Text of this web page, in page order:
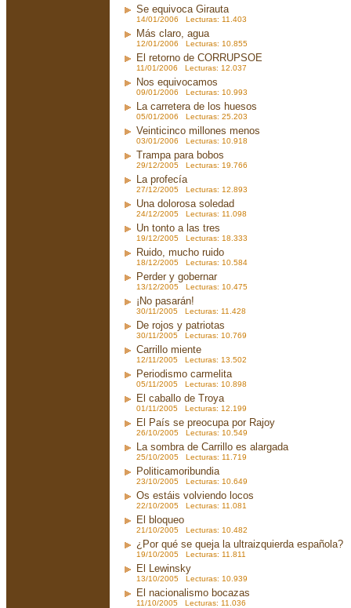
Se equivoca Girauta
14/01/2006 Lecturas: 11.403
Más claro, agua
12/01/2006 Lecturas: 10.855
El retorno de CORRUPSOE
11/01/2006 Lecturas: 12.037
Nos equivocamos
09/01/2006 Lecturas: 10.993
La carretera de los huesos
05/01/2006 Lecturas: 25.203
Veinticinco millones menos
03/01/2006 Lecturas: 10.918
Trampa para bobos
29/12/2005 Lecturas: 19.766
La profecía
27/12/2005 Lecturas: 12.893
Una dolorosa soledad
24/12/2005 Lecturas: 11.098
Un tonto a las tres
19/12/2005 Lecturas: 18.333
Ruido, mucho ruido
18/12/2005 Lecturas: 10.584
Perder y gobernar
13/12/2005 Lecturas: 10.475
¡No pasarán!
30/11/2005 Lecturas: 11.428
De rojos y patriotas
30/11/2005 Lecturas: 10.769
Carrillo miente
12/11/2005 Lecturas: 13.502
Periodismo carmelita
05/11/2005 Lecturas: 10.898
El caballo de Troya
01/11/2005 Lecturas: 12.199
El País se preocupa por Rajoy
26/10/2005 Lecturas: 10.549
La sombra de Carrillo es alargada
25/10/2005 Lecturas: 11.719
Politicamoribundia
23/10/2005 Lecturas: 10.649
Os estáis volviendo locos
22/10/2005 Lecturas: 11.081
El bloqueo
21/10/2005 Lecturas: 10.482
¿Por qué se queja la ultraizquierda española?
19/10/2005 Lecturas: 11.811
El Lewinsky
13/10/2005 Lecturas: 10.939
El nacionalismo bocazas
11/10/2005 Lecturas: 11.036